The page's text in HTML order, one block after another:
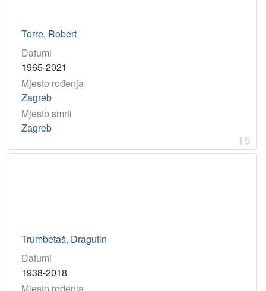
Torre, Robert
Datumi
1965-2021
Mjesto rođenja
Zagreb
Mjesto smrti
Zagreb
15
Trumbetaš, Dragutin
Datumi
1938-2018
Mjesto rođenja